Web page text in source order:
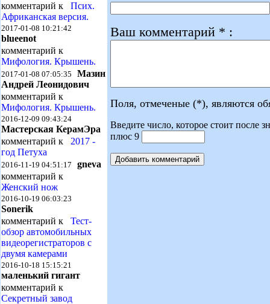
комментарий к Псих.
Африканская версия.
2017-01-08 10:21:42
blueenot
комментарий к
Мифология. Крышень.
2017-01-08 07:05:35 Мазин
Андрей Леонидович
комментарий к
Мифология. Крышень.
2016-12-09 09:43:24
Мастерская КерамЭра
комментарий к 2017 -
год Петуха
2016-11-19 04:51:17 gneva
комментарий к
Женский нож
2016-10-19 06:03:23
Sonerik
комментарий к Тест-
обзор автомобильных
видеорегистраторов с
двумя камерами
2016-10-18 15:15:21
маленький гигант
комментарий к
Секретный завод
Ваш комментарий * :
Поля, отмеченые (*), являются
Введите число, которое стоит после
плюс 9